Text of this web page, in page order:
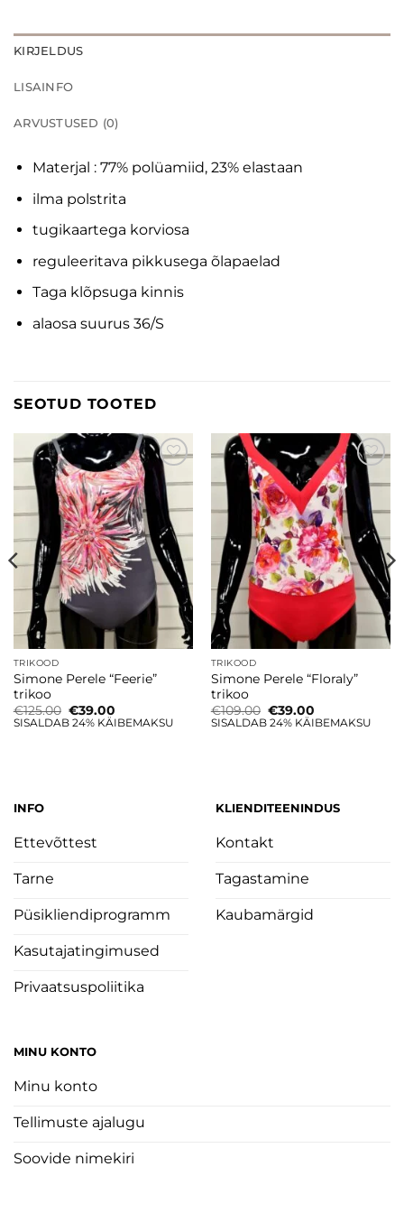
KIRJELDUS
LISAINFO
ARVUSTUSED (0)
Materjal : 77% polüamiid, 23% elastaan
ilma polstrita
tugikaartega korviosa
reguleeritava pikkusega õlapaelad
Taga klõpsuga kinnis
alaosa suurus 36/S
SEOTUD TOOTED
Lisa
soovinimekirja
TRIKOOD
Simone Perele “Feerie”
trikoo
€125.00 Algne
hind
€39.00Current
price
SISALDAB 24% KÄIBEMAKSU
Lisa
soovinimekirja
TRIKOOD
Simone Perele “Floraly”
trikoo
€109.00 Algne
hind
€39.00Current
price
SISALDAB 24% KÄIBEMAKSU
INFO
Ettevõttest
Tarne
Püsikliendiprogramm
Kasutajatingimused
Privaatsuspoliitika
KLIENDITEENINDUS
Kontakt
Tagastamine
Kaubamärgid
MINU KONTO
Minu konto
Tellimuste ajalugu
Soovide nimekiri